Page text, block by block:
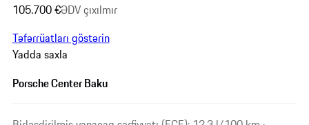
105.700 €ƏDV çıxılmır
Təfərrüatları göstərin
Yadda saxla
Porsche Center Baku